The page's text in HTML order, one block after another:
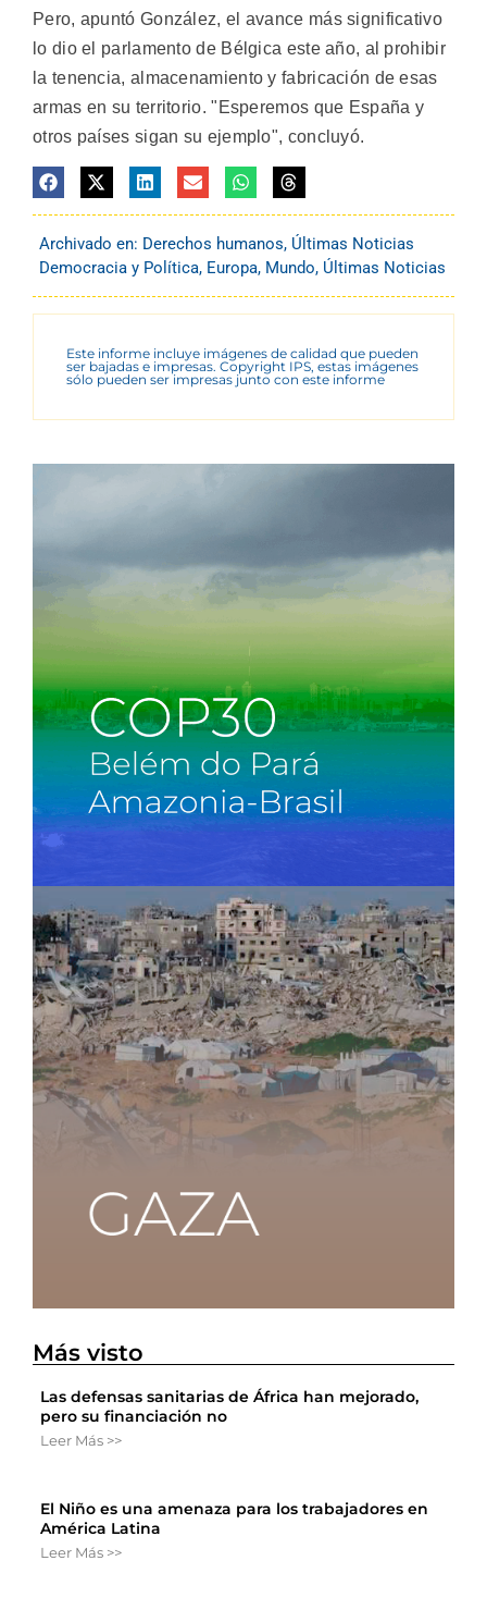
Pero, apuntó González, el avance más significativo
lo dio el parlamento de Bélgica este año, al prohibir
la tenencia, almacenamiento y fabricación de esas
armas en su territorio. "Esperemos que España y
otros países sigan su ejemplo", concluyó.
Archivado en: Derechos humanos, Últimas Noticias
Democracia y Política, Europa, Mundo, Últimas Noticias
Este informe incluye imágenes de calidad que pueden
ser bajadas e impresas. Copyright IPS, estas imágenes
sólo pueden ser impresas junto con este informe
Más visto
Las defensas sanitarias de África han mejorado,
pero su financiación no
Leer Más >>
El Niño es una amenaza para los trabajadores en
América Latina
Leer Más >>